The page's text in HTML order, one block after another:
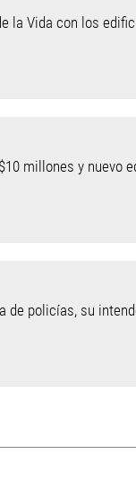
la Vida con los
millones y nuevo
de policías, su